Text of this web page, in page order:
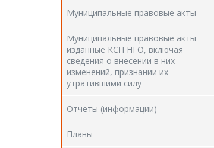
Муниципальные правовые акты
Муниципальные правовые акты
изданные КСП НГО, включая
сведения о внесении в них
изменений, признании их
утратившими силу
Отчеты (информации)
Планы